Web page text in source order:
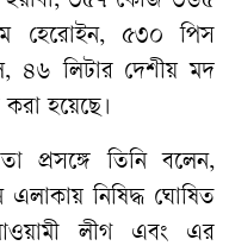
হেরোইন, ৫৩০ পিস
৪৬ লিটার দেশীয় মদ
হয়েছে।
প্রসঙ্গে তিনি বলেন,
এলাকায় নিষিদ্ধ ঘোষিত
আওয়ামী লীগ এবং এর